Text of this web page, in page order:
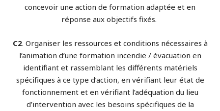
concevoir une action de formation adaptée et en
réponse aux objectifs fixés.
C2. Organiser les ressources et conditions nécessaires à
l’animation d’une formation incendie / évacuation en
identifiant et rassemblant les différents matériels
spécifiques à ce type d’action, en vérifiant leur état de
fonctionnement et en vérifiant l’adéquation du lieu
d’intervention avec les besoins spécifiques de la